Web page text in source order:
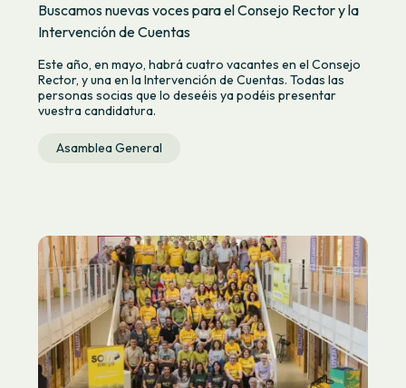
Buscamos nuevas voces para el Consejo Rector y la
Intervención de Cuentas
Este año, en mayo, habrá cuatro vacantes en el Consejo
Rector, y una en la Intervención de Cuentas. Todas las
personas socias que lo deseéis ya podéis presentar
vuestra candidatura.
Asamblea General